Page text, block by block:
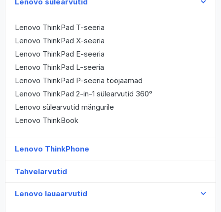
Lenovo ThinkPad T-seeria
Lenovo ThinkPad X-seeria
Lenovo ThinkPad E-seeria
Lenovo ThinkPad L-seeria
Lenovo ThinkPad P-seeria tööjaamad
Lenovo ThinkPad 2-in-1 sülearvutid 360°
Lenovo sülearvutid mängurile
Lenovo ThinkBook
Lenovo ThinkPhone
Tahvelarvutid
Lenovo lauaarvutid